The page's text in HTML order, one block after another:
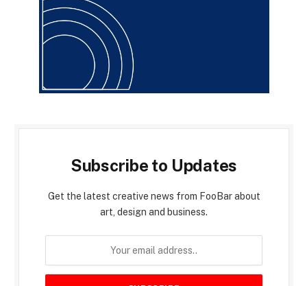
Subscribe to Updates
Get the latest creative news from FooBar about
art, design and business.